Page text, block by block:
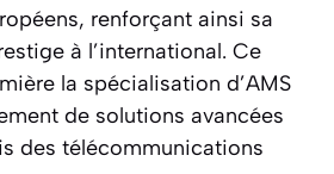
renforçant ainsi sa
à l’international. Ce
la spécialisation d’AMS
de solutions avancées
des télécommunications